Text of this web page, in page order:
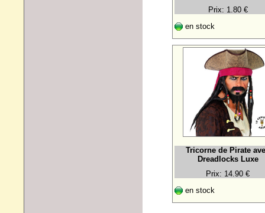
Prix: 1.80 €
en stock
Tricorne de Pirate
Dreadlocks Luxe
Prix: 14.90 €
en stock